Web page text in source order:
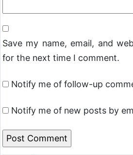
Save my name, email, and
for the next time I comment.
Notify me of follow-up
Notify me of new posts by